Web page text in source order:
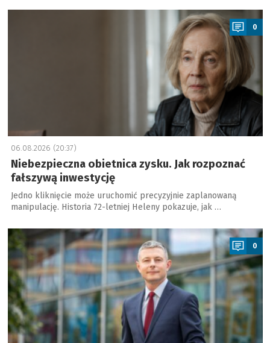
a
0
06.08.2026 (20:37)
Niebezpieczna obietnica zysku. Jak rozpoznać
fałszywą inwestycję
Jedno kliknięcie może uruchomić precyzyjnie zaplanowaną
manipulację. Historia 72-letniej Heleny pokazuje, jak …
a
0